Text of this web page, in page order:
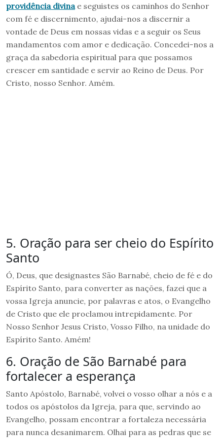
providência divinae seguistes os caminhos do Senhor
com fé e discernimento, ajudai-nos a discernir a
vontade de Deus em nossas vidas e a seguir os Seus
mandamentos com amor e dedicação. Concedei-nos a
graça da sabedoria espiritual para que possamos
crescer em santidade e servir ao Reino de Deus. Por
Cristo, nosso Senhor. Amém.
5. Oração para ser cheio do Espírito
Santo
Ó, Deus, que designastes São Barnabé, cheio de fé e do
Espírito Santo, para converter as nações, fazei que a
vossa Igreja anuncie, por palavras e atos, o Evangelho
de Cristo que ele proclamou intrepidamente. Por
Nosso Senhor Jesus Cristo, Vosso Filho, na unidade do
Espírito Santo. Amém!
6. Oração de São Barnabé para
fortalecer a esperança
Santo Apóstolo, Barnabé, volvei o vosso olhar a nós e a
todos os apóstolos da Igreja, para que, servindo ao
Evangelho, possam encontrar a fortaleza necessária
para nunca desanimarem. Olhai para as pedras que se